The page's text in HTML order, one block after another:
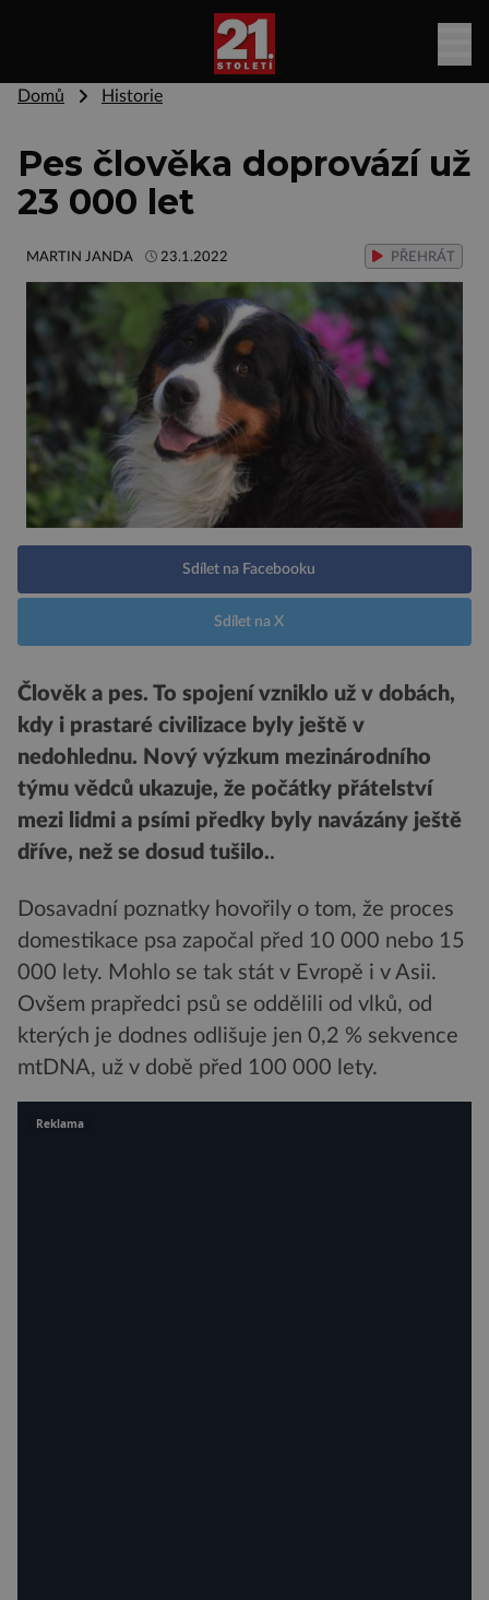
Domů Historie
Pes člověka doprovází už
23 000 let
MARTIN JANDA 23.1.2022 PŘEHRÁT
Sdílet na Facebooku
Sdílet na X
Člověk a pes. To spojení vzniklo už v dobách,
kdy i prastaré civilizace byly ještě v
nedohlednu. Nový výzkum mezinárodního
týmu vědců ukazuje, že počátky přátelství
mezi lidmi a psími předky byly navázány ještě
dříve, než se dosud tušilo..
Dosavadní poznatky hovořily o tom, že proces
domestikace psa započal před 10 000 nebo 15
000 lety. Mohlo se tak stát v Evropě i v Asii.
Ovšem prapředci psů se oddělili od vlků, od
kterých je dodnes odlišuje jen 0,2 % sekvence
mtDNA, už v době před 100 000 lety.
Reklama